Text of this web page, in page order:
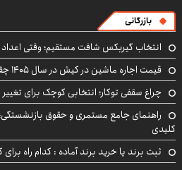
بازرگانی
انتخاب گیربکس شافت مستقیم؛ وقتی
قیمت اجاره ماشین در کیش در سال ۱۴۰۵ چقدر تغییر کرده است؟
چراغ سقفی توکار؛ انتخابی کوچک برای
راهنمای جامع مستمری و حقوق
کلیدی
ثبت برند یا خرید برند آماده : کدام راه